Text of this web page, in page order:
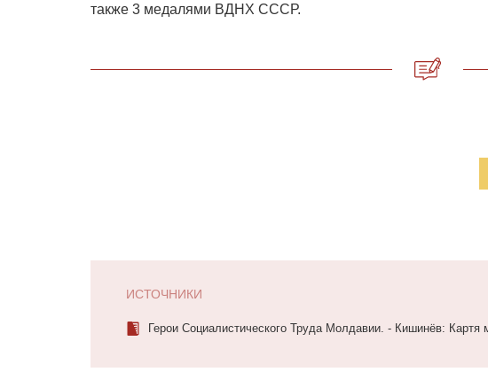
также 3 медалями ВДНХ СССР.
ИСТОЧНИКИ
Герои Социалистического Труда Молдавии. - Кишинёв: Картя